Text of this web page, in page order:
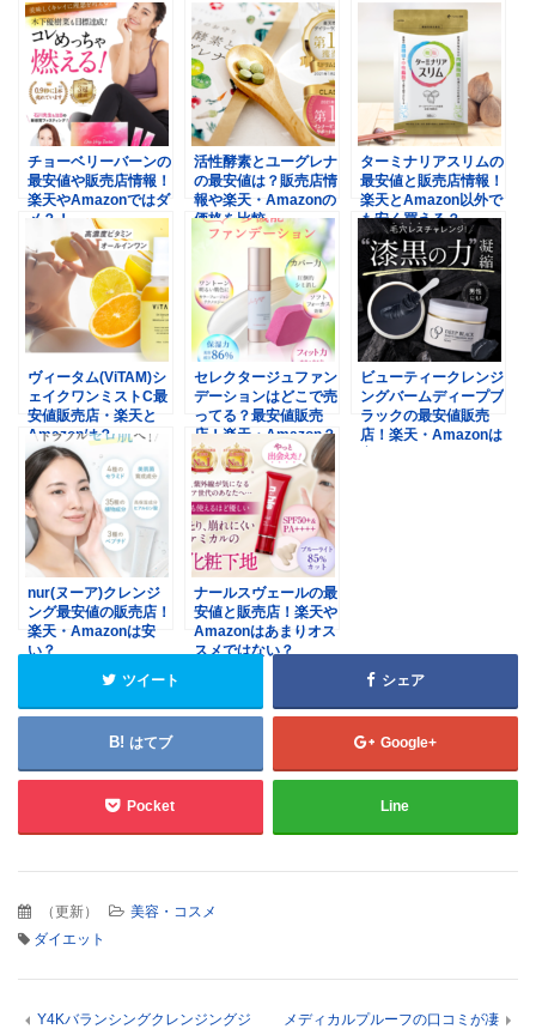
チョーベリーバーンの
最安値や販売店情報！
楽天やAmazonではダ
メ？！
活性酵素とユーグレナ
の最安値は？販売店情
報や楽天・Amazonの
価格を比較
ターミナリアスリムの
最安値と販売店情報！
楽天とAmazon以外で
も安く買える？
ヴィータム(ViTAM)シ
ェイクワンミストC最
安値販売店・楽天と
Amazonは？
セレクタージュファン
デーションはどこで売
ってる？最安値販売
店！楽天・Amazon？
ビューティークレンジ
ングバームディープブ
ラックの最安値販売
店！楽天・Amazonは
nur(ヌーア)クレンジ
ング最安値の販売店！
楽天・Amazonは安
い？
ナールスヴェールの最
安値と販売店！楽天や
Amazonはあまりオス
スメではない？
ツイート
シェア
はてブ Google+
Pocket Line
（更新）
美容・コスメ
ダイエット
Y4Kバランシングクレンジングジ
メディカルプルーフの口コミが凄